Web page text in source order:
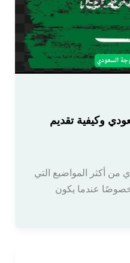
وكيفية تقديم
أكثر المواضيع التي
عندما يكون